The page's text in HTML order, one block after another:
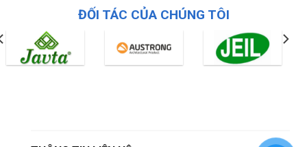
ĐỐI TÁC CỦA CHÚNG TÔI